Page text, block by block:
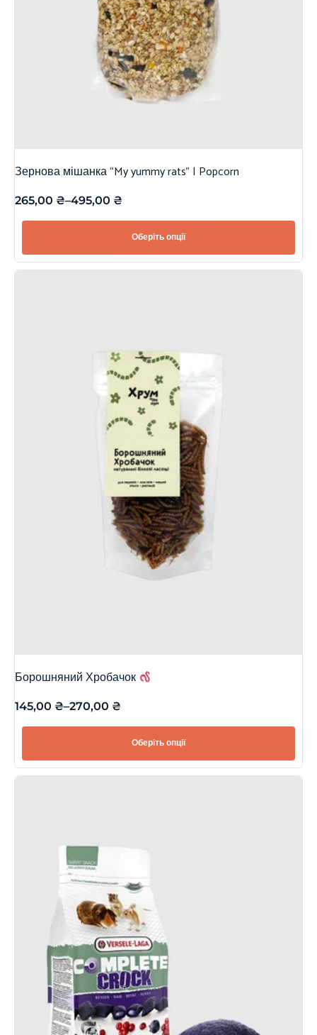
Зернова мішанка “My yummy rats” | Popcorn
265,00 ₴–495,00 ₴
Оберіть опції
Борошняний Хробачок
145,00 ₴–270,00 ₴
Оберіть опції